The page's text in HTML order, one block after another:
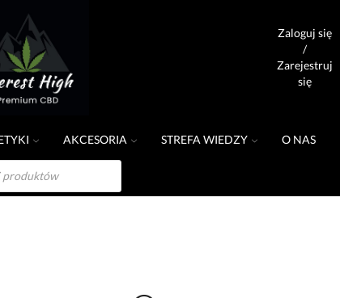
Zaloguj się
/
Zarejestruj
się
AKCESORIA STREFA WIEDZY O NAS